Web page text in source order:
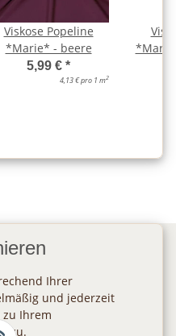
Viskose Popeline
*Marie* - beere
5,99 € *
4,13 € pro 1 m2
Ihrer
und jederzeit
Ihrem
zu.